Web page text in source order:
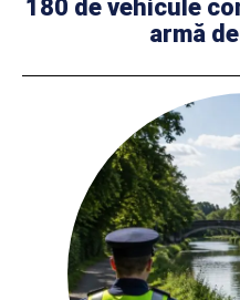
180 de vehicule
armă